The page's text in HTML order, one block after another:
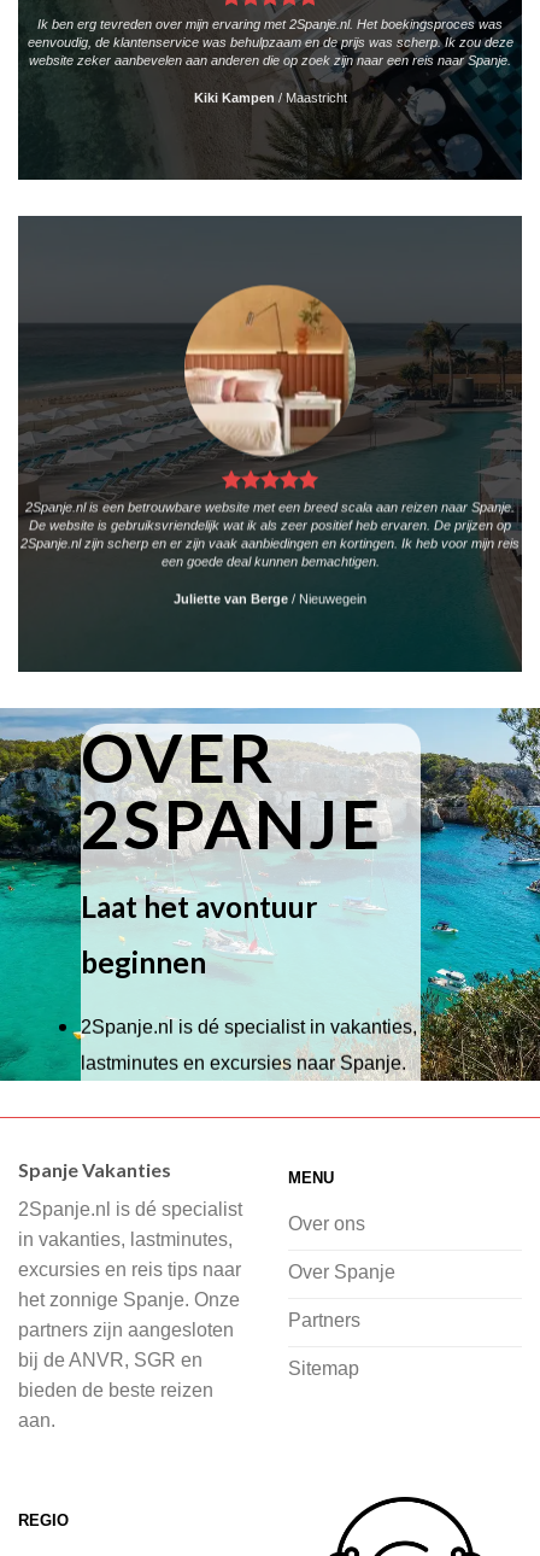
Ik ben erg tevreden over mijn ervaring met 2Spanje.nl. Het boekingsproces was
eenvoudig, de klantenservice was behulpzaam en de prijs was scherp. Ik zou deze
website zeker aanbevelen aan anderen die op zoek zijn naar een reis naar Spanje.
Kiki Kampen /Maastricht
2Spanje.nl is een betrouwbare website met een breed scala aan reizen naar Spanje.
De website is gebruiksvriendelijk wat ik als zeer positief heb ervaren. De prijzen op
2Spanje.nl zijn scherp en er zijn vaak aanbiedingen en kortingen. Ik heb voor mijn reis
een goede deal kunnen bemachtigen.
Juliette van Berge / Nieuwegein
OVER
2SPANJE
Laat het avontuur
beginnen
2Spanje.nl is dé specialist in vakanties,
lastminutes en excursies naar Spanje.
Wij hebben een breed scala aan
of je nu wilt relaxen op het strand,
cultuur wilt ontdekken of avontuur zoekt
in de natuur.
Bij 2Spanje.nl begint de voorpret al
voordat je het vliegtuig instapt, door
inspiratie op te doen over dit zonnige
vliegvakantie zoeken en boeken bij
2Spanje.nl, met een team dat altijd
Spanje Vakanties
2Spanje.nl is dé specialist
in vakanties, lastminutes,
excursies en reis tips naar
het zonnige Spanje. Onze
partners zijn aangesloten
bij de ANVR, SGR en
bieden de beste reizen
aan.
MENU
Over ons
Over Spanje
Partners
Sitemap
REGIO